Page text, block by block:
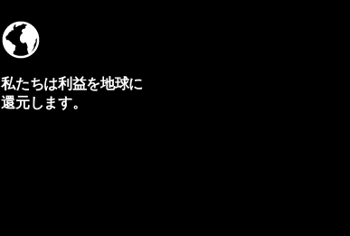
私たちは利益を地球に
還元します。